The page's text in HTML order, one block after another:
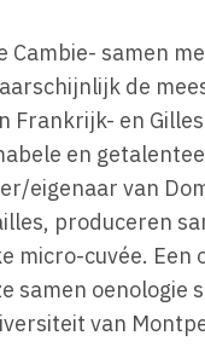
Cambie- samen
de
Frankrijk- en
en
eigenaar van
produceren
micro-cuvée. Een
samen oenologie
van